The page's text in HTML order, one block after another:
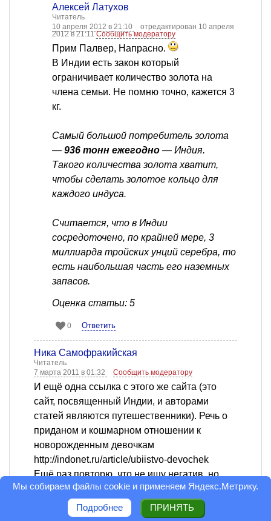
Алексей Латухов
Читатель
10 апреля 2012 в 21:10
отредактирован 10 апреля
2012 в 21:11Сообщить модератору
Прим Палвер, Напрасно.
В Индии есть закон который
ограничивает количество золота на
члена семьи. Не помню точно, кажется 3
кг.
Самый большой потребитель золота
— 936 тонн ежегодно — Индия.
Такого количества золота хватит,
чтобы сделать золотое кольцо для
каждого индуса.
Считается, что в Индии
сосредоточено, по крайней мере, 3
миллиарда тройских унций серебра, то
есть наибольшая часть его наземных
запасов.
Оценка статьи: 5
0 Ответить
Ника Самофракийская
Читатель
7 марта 2011 в 01:32
Сообщить модератору
И ещё одна ссылка с этого же сайта (это
сайт, посвященный Индии, и авторами
статей являются путешественники). Речь о
приданом и кошмарном отношении к
новорожденным девочкам
http://indonet.ru/article/ubiistvo-devochek
Ещё раз повторю, что не ищу негатив, но
статья, полная только лишь розового
зефира, несмотря на существующие
проблемы, по-меньшей мере удивляет.
Мы собираем файлы cookie и применяем Яндекс.Метрику.
Подробнее ПРИНЯТЬ